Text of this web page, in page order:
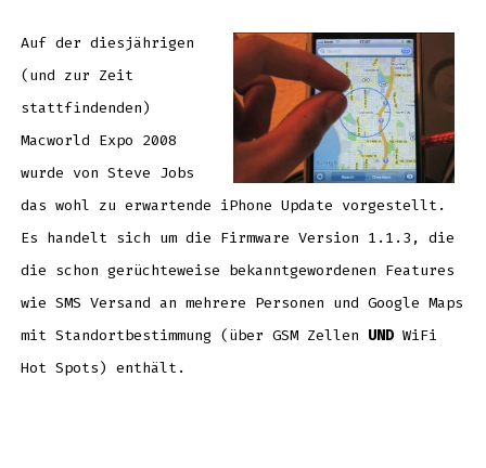
Auf der diesjährigen
(und zur Zeit
stattfindenden)
Macworld Expo 2008
wurde von Steve Jobs
das wohl zu erwartende iPhone Update vorgestellt.
Es handelt sich um die Firmware Version 1.1.3, die
die schon gerüchteweise bekanntgewordenen Features
wie SMS Versand an mehrere Personen und Google Maps
mit Standortbestimmung (über GSM Zellen UNDWiFi
Hot Spots) enthält.